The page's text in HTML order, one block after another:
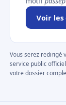
Voir les
Vous serez redirigé
service public
votre dossier